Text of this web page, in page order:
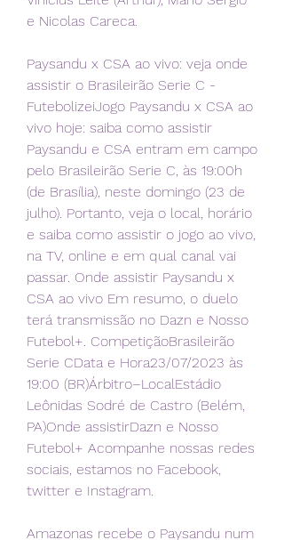
e Nicolas Careca.
Paysandu x CSA ao vivo: veja onde
assistir o Brasileirão Serie C -
FutebolizeiJogo Paysandu x CSA ao
vivo hoje: saiba como assistir
Paysandu e CSA entram em campo
pelo Brasileirão Serie C, às 19:00h
(de Brasília), neste domingo (23 de
julho). Portanto, veja o local, horário
e saiba como assistir o jogo ao vivo,
na TV, online e em qual canal vai
passar. Onde assistir Paysandu x
CSA ao vivo Em resumo, o duelo
terá transmissão no Dazn e Nosso
Futebol+. CompetiçãoBrasileirão
Serie CData e Hora23/07/2023 às
19:00 (BR)Árbitro–LocalEstádio
Leônidas Sodré de Castro (Belém,
PA)Onde assistirDazn e Nosso
Futebol+ Acompanhe nossas redes
sociais, estamos no Facebook,
twitter e Instagram.
Amazonas recebe o Paysandu num